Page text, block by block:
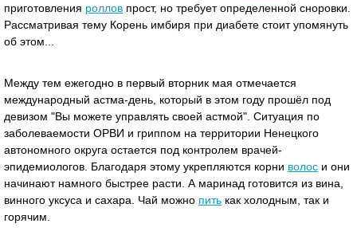
приготовления роллов прост, но требует определенной сноровки.
Рассматривая тему Корень имбиря при диабете стоит упомянуть
об этом...
Между тем ежегодно в первый вторник мая отмечается
международный астма-день, который в этом году прошёл под
девизом "Вы можете управлять своей астмой". Ситуация по
заболеваемости ОРВИ и гриппом на территории Ненецкого
автономного округа остается под контролем врачей-
эпидемиологов. Благодаря этому укрепляются корни волос и они
начинают намного быстрее расти. А маринад готовится из вина,
винного уксуса и сахара. Чай можно пить как холодным, так и
горячим.